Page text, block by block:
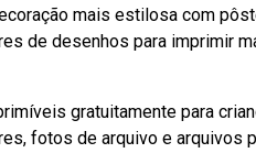
mais estilosa com
de desenhos para imprimir
gratuitamente para
fotos de arquivo e arquivos